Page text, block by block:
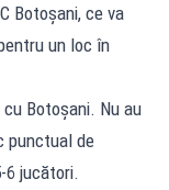
Botoşani, ce va
un loc în
Botoşani. Nu au
punctual de
6 jucători.